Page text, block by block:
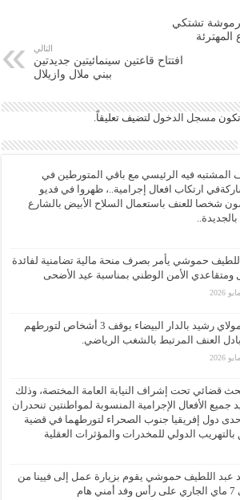
تشتكي
التالي
افتتاح قاعتين سينمائيتين جديدتين
ببني ملال وازيلال
مسجل الدخول لتضيف تعليقاً.
المشتبه فيه الرئيسي مع باقي المتورطين في
ارتكاب افعال إجرامية..، ظهروا في فديو
شخصا للعنف باستعمال السلاح الأبيض بالشارع
حموشي يأمر بصرف منحة مالية تضامنية لفائدة
ومتقاعدي الأمن الوطني بمناسبة عيد الأضحى
أمن مولاي رشيد بالدار البيضاء يوقف 3 أشخاص لتورطهم
العنف المرتبط بالشغب الرياضي.
قضائي تحت إشراف النيابة العامة المختصة، وذلك
جميع الأفعال الإجرامية المنسوبة لمواطنتين تنحدران
دول إفريقيا جنوب الصحراء لتورطهما في قضية
بالتهريب الدولي للمخدرات والمؤثرات العقلية
عبد اللطيف حموشي يقوم بزيارة عمل إلى فيينا من